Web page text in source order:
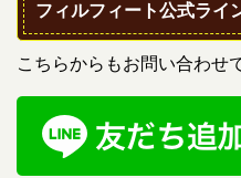
フィルフィート公式ライ
こちらからもお問い合わせ